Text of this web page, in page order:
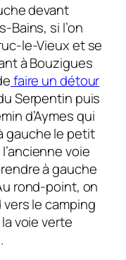
devant
Bains, si l’on
le-Vieux et se
à Bouzigues
faire un détour
Serpentin puis
d’Aymes qui
gauche le petit
voie
à gauche
rond-point, on
le camping
voie verte